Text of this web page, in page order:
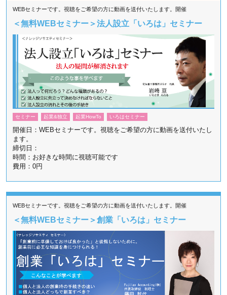
WEBセミナーです。視聴をご希望の方に動画を送付いたします。開催
＜無料WEBセミナー＞法人設立「いろは」セミナー
セミナー 起業&独立 起業HowTo いろはセミナー
開催日：WEBセミナーです。視聴をご希望の方に動画を送付いたし
ます。
締切日：
時間：お好きな時間に視聴可能です
費用：0円
WEBセミナーです。視聴をご希望の方に動画を送付いたします。開催
＜無料WEBセミナー＞創業「いろは」セミナー